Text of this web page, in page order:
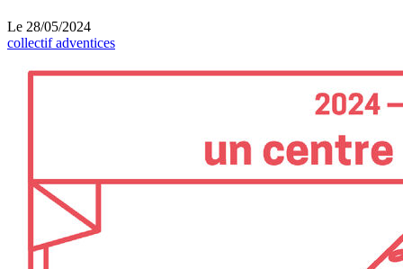
Le 28/05/2024
collectif adventices